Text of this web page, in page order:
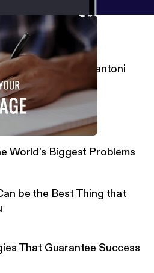
with Karin Bellantoni
Your Message
World's Biggest Problems
be the Best Thing that
That Guarantee Success